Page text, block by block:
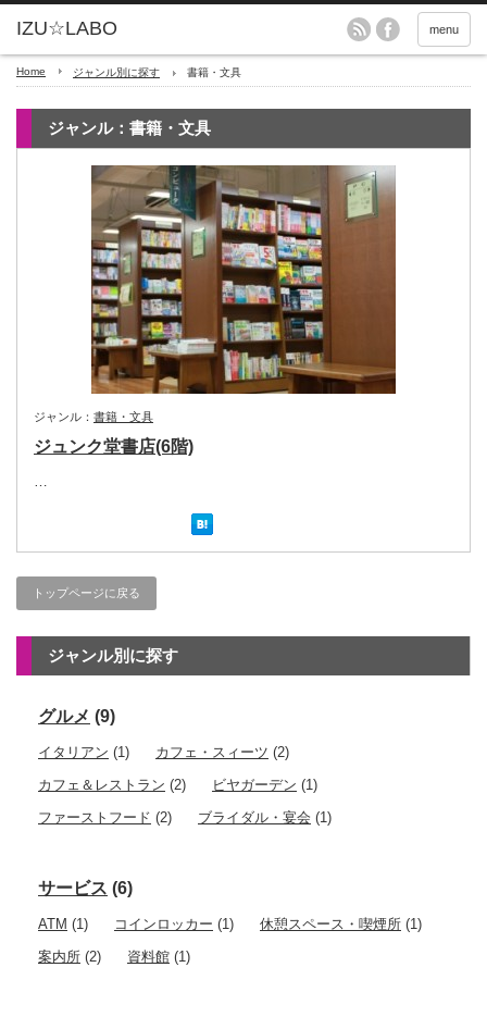
menu
Home ジャンル別に探す 書籍・文具
ジャンル：書籍・文具
ジャンル： 書籍・文具
ジュンク堂書店(6階)
…
トップページに戻る
ジャンル別に探す
グルメ (9)
イタリアン (1) カフェ・スィーツ (2)
カフェ＆レストラン (2) ビヤガーデン (1)
ファーストフード (2) ブライダル・宴会 (1)
サービス (6)
ATM (1) コインロッカー (1) 休憩スペース・喫煙所 (1)
案内所 (2) 資料館 (1)